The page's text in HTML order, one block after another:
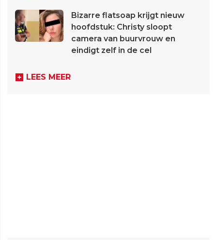
Bizarre flatsoap krijgt nieuw
hoofdstuk: Christy sloopt
camera van buurvrouw en
eindigt zelf in de cel
LEES MEER